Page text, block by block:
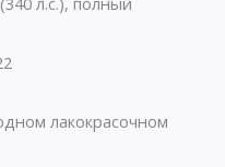
лакокрасочном